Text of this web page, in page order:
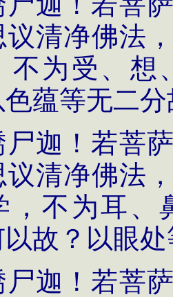
议清净佛法
不为受、想
蕴等无二
尸迦！若菩
议清净佛法
，不为耳、
故？以眼
尸迦！若菩